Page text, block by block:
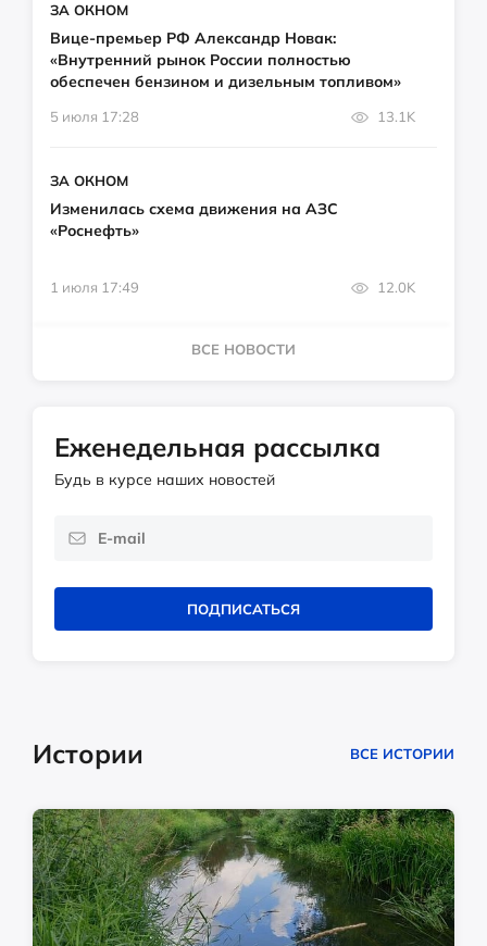
ЗА ОКНОМ
Вице-премьер РФ Александр Новак:
«Внутренний рынок России полностью
обеспечен бензином и дизельным топливом»
5 июля 17:28 13.1K
ЗА ОКНОМ
Изменилась схема движения на АЗС
«Роснефть»
1 июля 17:49 12.0K
ВСЕ НОВОСТИ
Еженедельная рассылка
Будь в курсе наших новостей
ПОДПИСАТЬСЯ
Истории ВСЕ ИСТОРИИ